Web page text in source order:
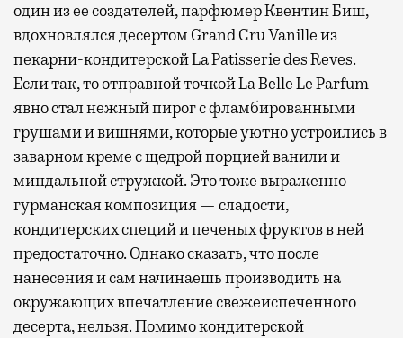
один из ее создателей, парфюмер Квентин Биш,
вдохновлялся десертом Grand Cru Vanille из
пекарни-кондитерской La Patisserie des Reves.
Если так, то отправной точкой La Belle Le Parfum
явно стал нежный пирог с фламбированными
грушами и вишнями, которые уютно устроились в
заварном креме с щедрой порцией ванили и
миндальной стружкой. Это тоже выраженно
гурманская композиция — сладости,
кондитерских специй и печеных фруктов в ней
предостаточно. Однако сказать, что после
нанесения и сам начинаешь производить на
окружающих впечатление свежеиспеченного
десерта, нельзя. Помимо кондитерской